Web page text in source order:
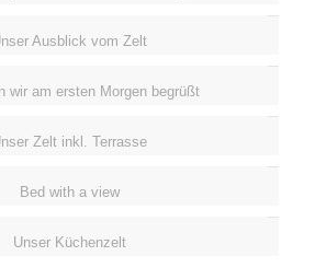
Ausblick vom Zelt
wir am ersten Morgen begrüßt
Zelt inkl. Terrasse
Bed with a view
Unser Küchenzelt